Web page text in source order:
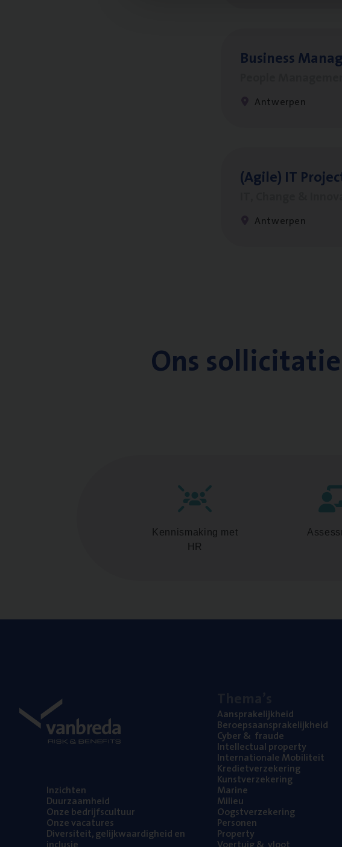
Busi­ness
Antwerpen
(Agi­le) IT
Antwerpen
Ons
Kennismaking met
HR
Inzich­ten
Duur­zaam­heid
Onze bedrijfs­cul­tuur
Onze vaca­tu­res
Diver­si­teit, gelijk­waar­dig­heid en
Aan­spra­ke­lijk­heid
Beroeps­aan­spra­ke­lijk­heid
Cyber& fraude
Intel­lec­tu­al property
Inter­na­ti­o­na­le Mobiliteit
Kre­diet­ver­ze­ke­ring
Kunst­ver­ze­ke­ring
Mari­ne
Mili­eu
Oogst­ver­ze­ke­ring
Per­so­nen
Pro­per­ty